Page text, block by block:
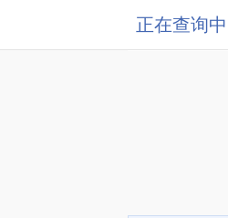
正在查询中